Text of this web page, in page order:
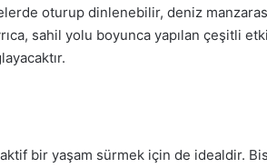
oturup dinlenebilir, deniz
sahil yolu boyunca yapılan çeşitli
bir yaşam sürmek için de idealdir.